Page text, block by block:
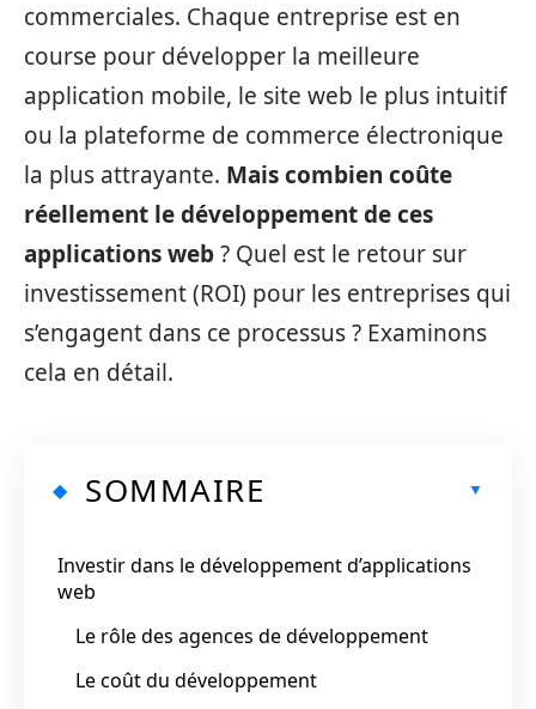
commerciales. Chaque entreprise est en
course pour développer la meilleure
application mobile, le site web le plus intuitif
ou la plateforme de commerce électronique
la plus attrayante. Mais combien coûte
réellement le développement de ces
applications web? Quel est le retour sur
investissement (ROI) pour les entreprises qui
s’engagent dans ce processus ? Examinons
cela en détail.
SOMMAIRE
Investir dans le développement d’applications
web
Le rôle des agences de développement
Le coût du développement